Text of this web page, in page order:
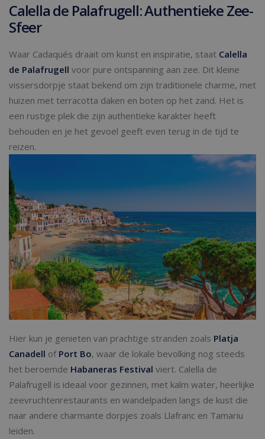
Calella de Palafrugell: Authentieke Zee-
Sfeer
Waar Cadaqués draait om kunst en inspiratie, staat Calella
de Palafrugell voor pure ontspanning aan zee. Dit kleine
vissersdorpje staat bekend om zijn traditionele charme, met
huizen met terracotta daken en boten op het zand. Het is
een rustige plek die zijn authentieke karakter heeft
behouden en je het gevoel geeft even terug in de tijd te
reizen.
Hier kun je genieten van prachtige stranden zoals Platja
Canadell of Port Bo, waar de lokale bevolking nog steeds
het beroemde Habaneras Festival viert. Calella de
Palafrugell is ideaal voor gezinnen, met kalm water, heerlijke
zeevruchtenrestaurants en wandelpaden langs de kust die
naar andere charmante dorpjes zoals Llafranc en Tamariu
leiden.